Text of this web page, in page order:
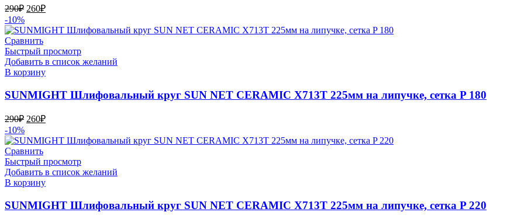
290₽ Первоначальная
составляла
290₽.
260₽Текущая
260₽.
-10%
Сравнить
Быстрый просмотр
Добавить в список желаний
В корзину
SUNMIGHT Шлифовальный круг SUN NET CERAMIC X713T 225мм на липучке, сетка P 180
290₽ Первоначальная
составляла
290₽.
260₽Текущая
260₽.
-10%
Сравнить
Быстрый просмотр
Добавить в список желаний
В корзину
SUNMIGHT Шлифовальный круг SUN NET CERAMIC X713T 225мм на липучке, сетка P 220